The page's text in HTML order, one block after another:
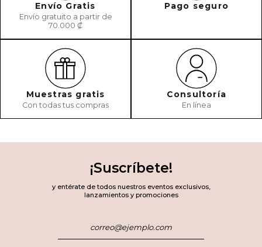
Envío Gratis
Envío gratuito a partir de
70.000 ₡
Pago seguro
Muestras gratis
Con todas tus compras
Consultoría
En línea
¡Suscríbete!
y entérate de todos nuestros eventos exclusivos,
lanzamientos y promociones